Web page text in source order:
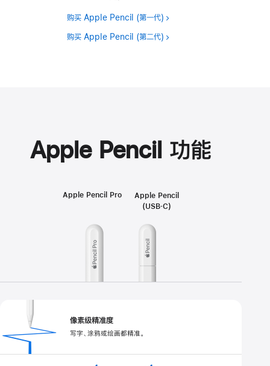
购买 Apple Pencil (第一代)
购买 Apple Pencil (第二代)
Apple Pencil 功能
Apple Pencil Pro
Apple Pencil
(USB‑C)
像素级精准度
写字、涂鸦或绘画都精准。